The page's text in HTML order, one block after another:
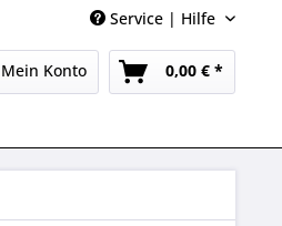
Service | Hilfe
Mein Konto 0,00 € *